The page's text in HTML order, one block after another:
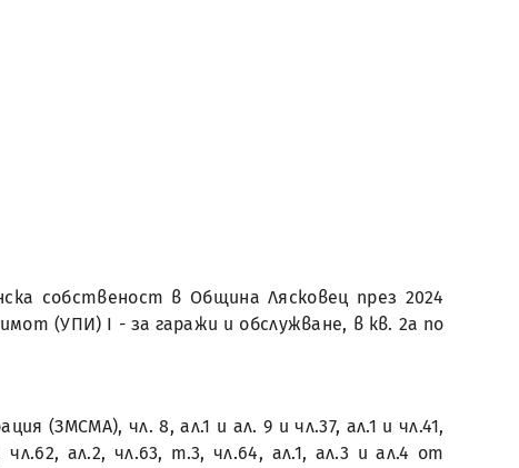
собственост в Община Лясковец през 2024
(УПИ) I - за гаражи и обслужване, в кв. 2а по
(ЗМСМА), чл. 8, ал.1 и ал. 9 и чл.37, ал.1 и чл.41,
ал.2, чл.63, т.3, чл.64, ал.1, ал.3 и ал.4 от